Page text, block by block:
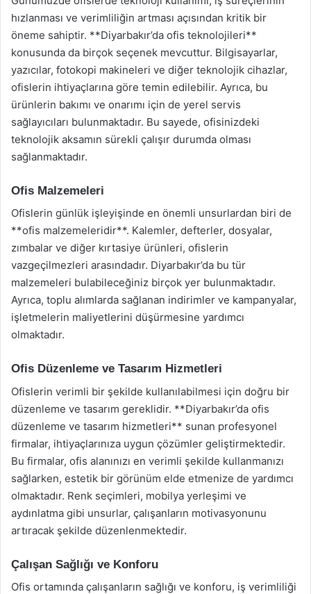
hızlanması ve verimliliğin artması açısından kritik bir
öneme sahiptir. **Diyarbakır’da ofis teknolojileri**
konusunda da birçok seçenek mevcuttur. Bilgisayarlar,
yazıcılar, fotokopi makineleri ve diğer teknolojik cihazlar,
ofislerin ihtiyaçlarına göre temin edilebilir. Ayrıca, bu
ürünlerin bakımı ve onarımı için de yerel servis
sağlayıcıları bulunmaktadır. Bu sayede, ofisinizdeki
teknolojik aksamın sürekli çalışır durumda olması
sağlanmaktadır.
Ofis Malzemeleri
Ofislerin günlük işleyişinde en önemli unsurlardan biri de
**ofis malzemeleridir**. Kalemler, defterler, dosyalar,
zımbalar ve diğer kırtasiye ürünleri, ofislerin
vazgeçilmezleri arasındadır. Diyarbakır’da bu tür
malzemeleri bulabileceğiniz birçok yer bulunmaktadır.
Ayrıca, toplu alımlarda sağlanan indirimler ve kampanyalar,
işletmelerin maliyetlerini düşürmesine yardımcı
olmaktadır.
Ofis Düzenleme ve Tasarım Hizmetleri
Ofislerin verimli bir şekilde kullanılabilmesi için doğru bir
düzenleme ve tasarım gereklidir. **Diyarbakır’da ofis
düzenleme ve tasarım hizmetleri** sunan profesyonel
firmalar, ihtiyaçlarınıza uygun çözümler geliştirmektedir.
Bu firmalar, ofis alanınızı en verimli şekilde kullanmanızı
sağlarken, estetik bir görünüm elde etmenize de yardımcı
olmaktadır. Renk seçimleri, mobilya yerleşimi ve
aydınlatma gibi unsurlar, çalışanların motivasyonunu
artıracak şekilde düzenlenmektedir.
Çalışan Sağlığı ve Konforu
Ofis ortamında çalışanların sağlığı ve konforu, iş verimliliği